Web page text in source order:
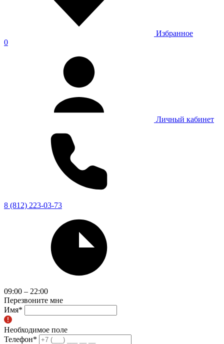
Избранное
0
Личный кабинет
8 (812) 223-03-73
09:00 – 22:00
Перезвоните мне
Имя*
Необходимое поле
Телефон*